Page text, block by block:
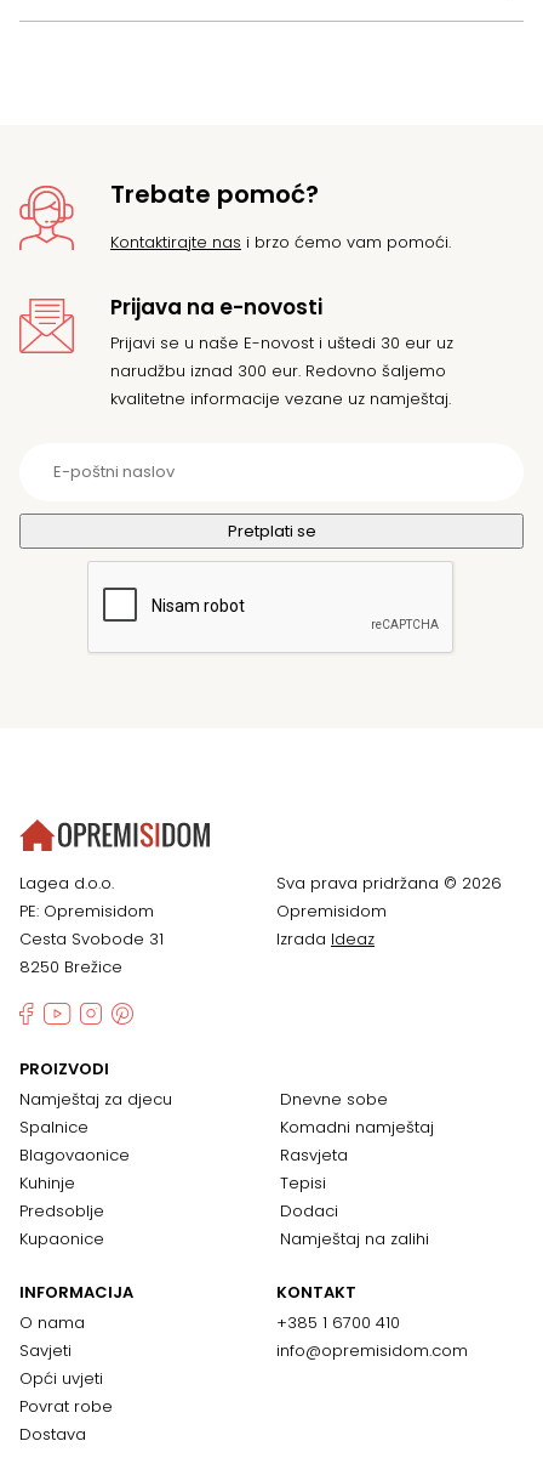
Trebate pomoć?
Kontaktirajte nas i brzo ćemo vam pomoći.
Prijava na e-novosti
Prijavi se u naše E-novost i uštedi 30 eur uz
narudžbu iznad 300 eur. Redovno šaljemo
kvalitetne informacije vezane uz namještaj.
Lagea d.o.o.
PE: Opremisidom
Cesta Svobode 31
8250 Brežice
Sva prava pridržana © 2026
Opremisidom
Izrada Ideaz
PROIZVODI
Namještaj za djecu
Spalnice
Blagovaonice
Kuhinje
Predsoblje
Kupaonice
Dnevne sobe
Komadni namještaj
Rasvjeta
Tepisi
Dodaci
Namještaj na zalihi
INFORMACIJA
O nama
Savjeti
Opći uvjeti
Povrat robe
Dostava
KONTAKT
+385 1 6700 410
info@opremisidom.com